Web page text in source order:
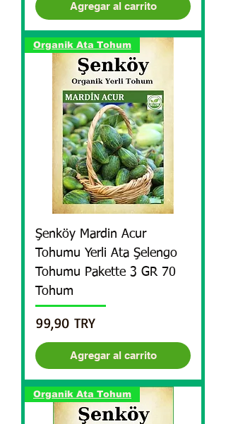
Agregar al carrito
Organik Ata Tohum
Şenköy Mardin Acur
Tohumu Yerli Ata Şelengo
Tohumu Pakette 3 GR 70
Tohum
Precio
99,90 TRY
Agregar al carrito
Organik Ata Tohum